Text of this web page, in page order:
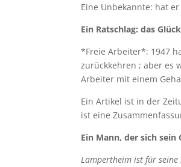
Eine Unbekannte: hat
Ein Ratschlag: das
*Freie Arbeiter*: 1947
zurückkehren ; aber es
Arbeiter mit einem
Ein Artikel ist in der
ist eine
Ein Mann, der sich
Lampertheim ist für